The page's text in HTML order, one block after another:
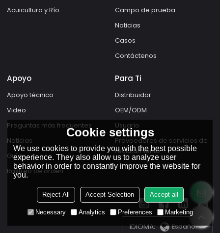
Acuicultura y Río
Campo de prueba
Noticias
Casos
Contáctenos
Apoyo
Apoyo técnico
Video
Preguntas más frecuentes
Noticias
Guía
Rastreo de orden
Para Ti
Distribuidor
OEM/ODM
Usuario
Proveedores de servicios de
reclutamiento
IDIOMA: Español
Cookie settings
We use cookies to provide you with the best possible
experience. They also allow us to analyze user
behavior in order to constantly improve the website for
you.
Reject All Accept Selection Accept all
Necessary Analytics Preferences Marketing